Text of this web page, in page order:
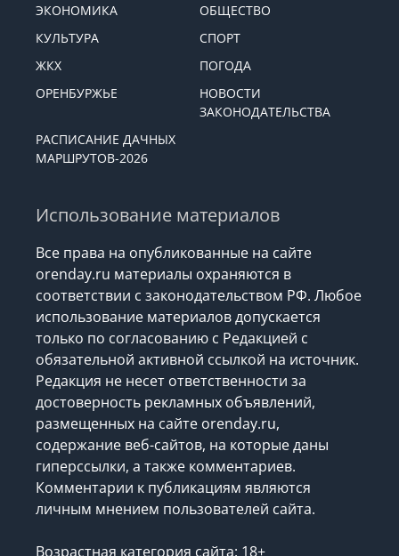
ЭКОНОМИКА
ОБЩЕСТВО
КУЛЬТУРА
СПОРТ
ЖКХ
ПОГОДА
ОРЕНБУРЖЬЕ
НОВОСТИ
ЗАКОНОДАТЕЛЬСТВА
РАСПИСАНИЕ ДАЧНЫХ
МАРШРУТОВ-2026
Использование материалов
Все права на опубликованные на сайте
orenday.ru материалы охраняются в
соответствии с законодательством РФ. Любое
использование материалов допускается
только по согласованию с Редакцией с
обязательной активной ссылкой на источник.
Редакция не несет ответственности за
достоверность рекламных объявлений,
размещенных на сайте orenday.ru,
содержание веб-сайтов, на которые даны
гиперссылки, а также комментариев.
Комментарии к публикациям являются
личным мнением пользователей сайта.
Возрастная категория сайта: 18+